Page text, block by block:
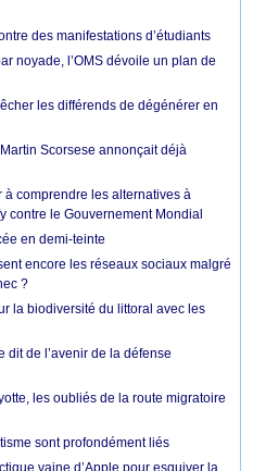
des manifestations d’étudiants
noyade, l’OMS dévoile un plan de
les différends de dégénérer en
Scorsese annonçait déjà
comprendre les alternatives à
contre le Gouvernement Mondial
en demi-teinte
encore les réseaux sociaux malgré
?
la biodiversité du littoral avec les
de l’avenir de la défense
les oubliés de la route migratoire
sont profondément liés
vaine d’Apple pour esquiver la